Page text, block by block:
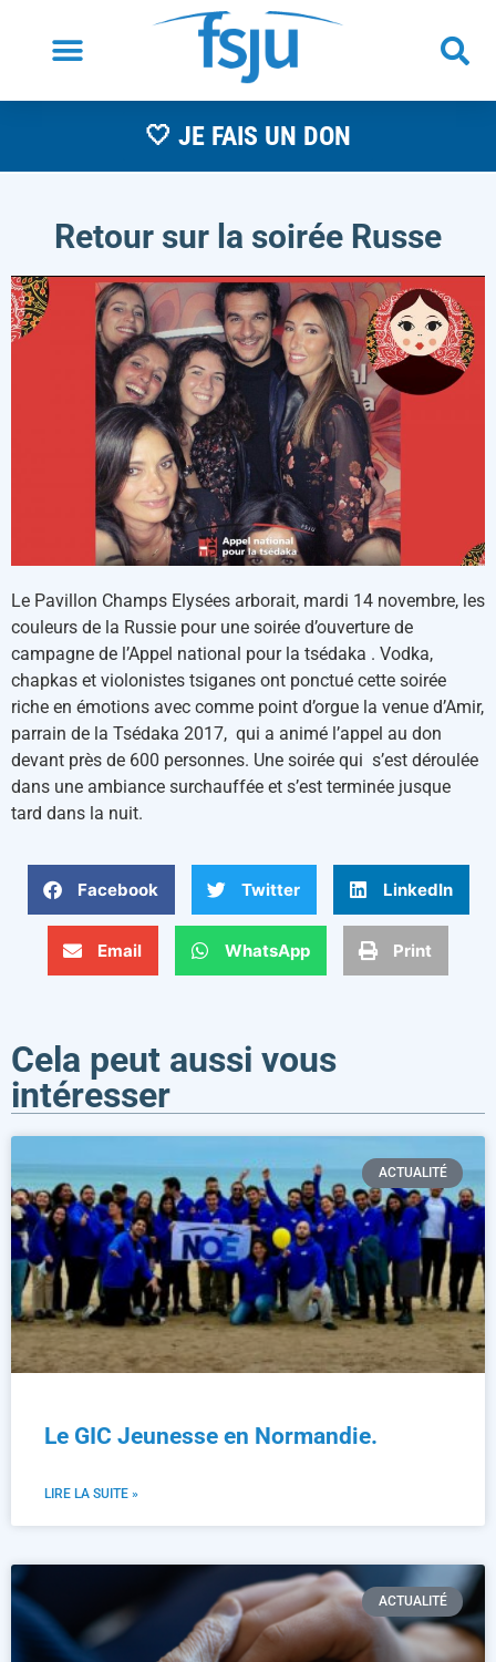
🤍 JE FAIS UN DON
Retour sur la soirée Russe
Le Pavillon Champs Elysées arborait, mardi 14 novembre, les
couleurs de la Russie pour une soirée d’ouverture de
campagne de l’Appel national pour la tsédaka . Vodka,
chapkas et violonistes tsiganes ont ponctué cette soirée
riche en émotions avec comme point d’orgue la venue d’Amir,
parrain de la Tsédaka 2017, qui a animé l’appel au don
devant près de 600 personnes. Une soirée qui s’est déroulée
dans une ambiance surchauffée et s’est terminée jusque
tard dans la nuit.
Facebook Twitter LinkedIn
Email WhatsApp Print
Cela peut aussi vous
intéresser
ACTUALITÉ
Le GIC Jeunesse en Normandie.
LIRE LA SUITE »
ACTUALITÉ